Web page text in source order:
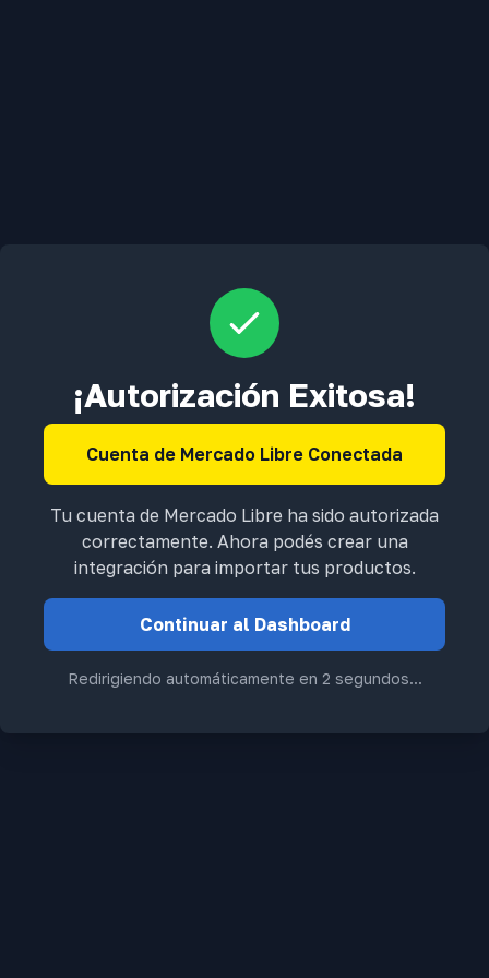
¡Autorización Exitosa!
Cuenta de Mercado Libre Conectada
Tu cuenta de Mercado Libre ha sido autorizada
correctamente. Ahora podés crear una
integración para importar tus productos.
Continuar al Dashboard
Redirigiendo automáticamente en 1 segundos...